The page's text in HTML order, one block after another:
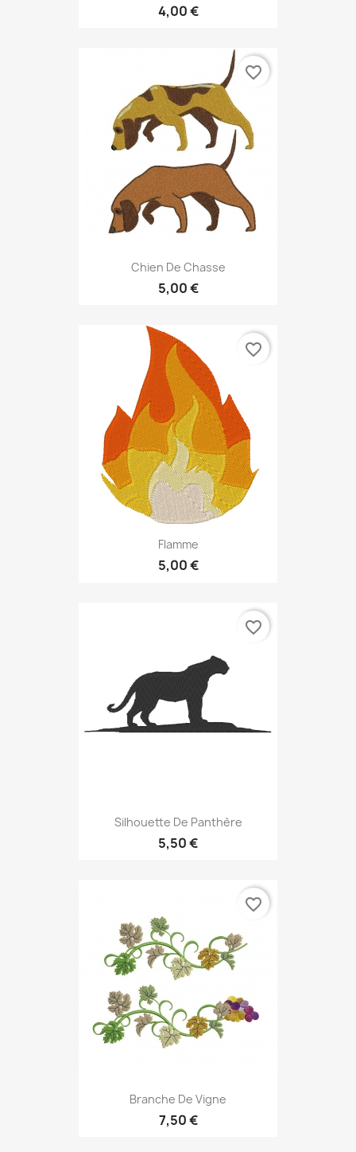
4,00 €
Chien De Chasse
5,00 €
favorite_border
Flamme
5,00 €
favorite_border
Silhouette De Panthère
5,50 €
favorite_border
Branche De Vigne
7,50 €
favorite_border